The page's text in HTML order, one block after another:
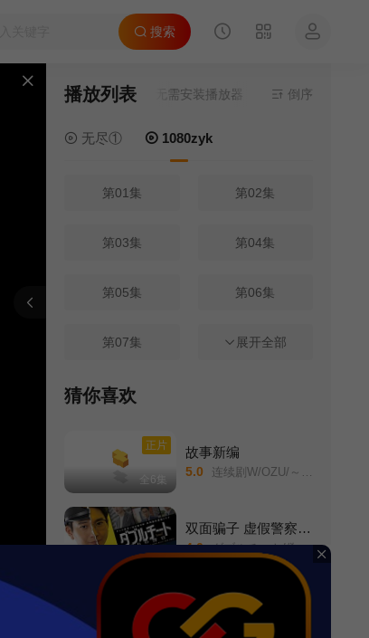
搜索
播放列表
- 在线播放,无需安装播放器 倒序
无尽① 1080zyk
第01集 第02集
第03集 第04集
第05集 第06集
第07集 第08集
第09集
展开全部
猜你喜欢
正片
全6集
故事新编
5.0 连续剧W/OZU/～小津安二郎描绘的故事～/
更新至06集
双面骗子 虚假警察第一季
4.0 ダブルチート/偽りの警官/Season1/
掉链子刑警
2.0 残念刑警/押井刑事/惜しい刑事/